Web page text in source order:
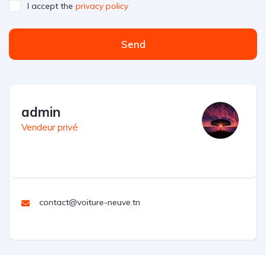
I accept the privacy policy
Send
admin
Vendeur privé
contact@voiture-neuve.tn